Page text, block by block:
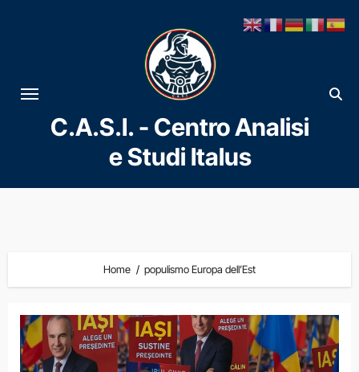
al
contenuto
C.A.S.I. - Centro Analisi
e Studi Italus
Home populismo Europa dell’Est